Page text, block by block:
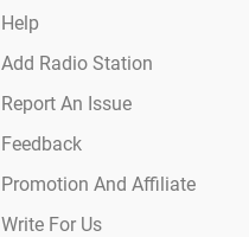
Help
Add Radio Station
Report An Issue
Feedback
Promotion And Affiliate
Write For Us